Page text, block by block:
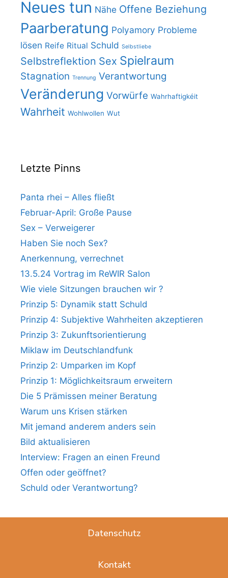
Neues tun Nähe Offene Beziehung
Paarberatung Polyamory Probleme
lösen Reife Ritual Schuld Selbstliebe
Selbstreflektion Sex Spielraum
Stagnation Trennung Verantwortung
Veränderung Vorwürfe Wahrhaftigkéit
Wahrheit Wohlwollen Wut
Letzte Pinns
Panta rhei – Alles fließt
Februar-April: Große Pause
Sex – Verweigerer
Haben Sie noch Sex?
Anerkennung, verrechnet
13.5.24 Vortrag im ReWIR Salon
Wie viele Sitzungen brauchen wir ?
Prinzip 5: Dynamik statt Schuld
Prinzip 4: Subjektive Wahrheiten akzeptieren
Prinzip 3: Zukunftsorientierung
Miklaw im Deutschlandfunk
Prinzip 2: Umparken im Kopf
Prinzip 1: Möglichkeitsraum erweitern
Die 5 Prämissen meiner Beratung
Warum uns Krisen stärken
Mit jemand anderem anders sein
Bild aktualisieren
Interview: Fragen an einen Freund
Offen oder geöffnet?
Schuld oder Verantwortung?
Datenschutz
Kontakt